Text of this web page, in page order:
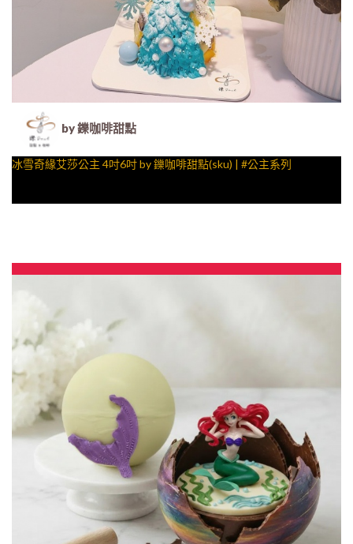
by 鑠咖啡甜點
冰雪奇緣艾莎公主 4吋6吋 by 鑠咖啡甜點(sku) | #公主系列